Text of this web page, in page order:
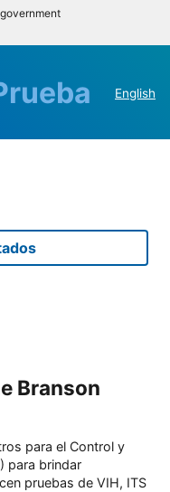
English
Branson
para el Control y
para brindar
pruebas de VIH, ITS